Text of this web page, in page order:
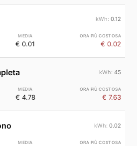
0.12
€ 0.01 € 0.02
45
€ 4.78 € 7.63
0.02